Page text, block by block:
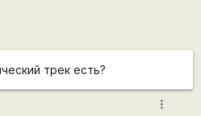
трек есть?
more_vert